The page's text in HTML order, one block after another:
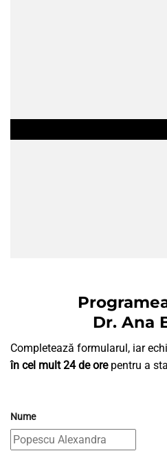
Dr. Ana
Completează formularul, iar
în cel mult 24 de orepentru a
Nume